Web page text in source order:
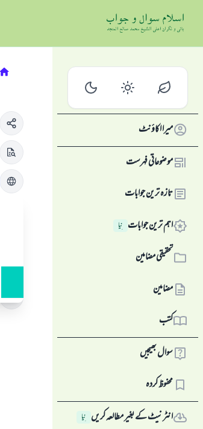
میرا اکاؤنٹ
موضوعاتی فہرست
تازہ ترین جوابات
اہم ترین جوابات نِیا
تحقیقی مضامین
مضامین
کتب
سوال بھیجیں
محفوظ کردہ
انٹرنیٹ کے بغیر مطالعہ کریں نِیا